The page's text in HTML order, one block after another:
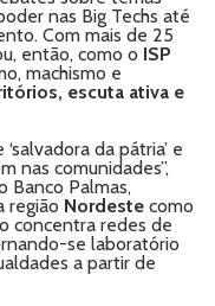
nas Big Techs até
Com mais de 25
então, como o ISP
machismo e
escuta ativa e
da pátria’ e
nas comunidades”,
Banco Palmas,
região Nordeste como
concentra redes de
se laboratório
a partir de